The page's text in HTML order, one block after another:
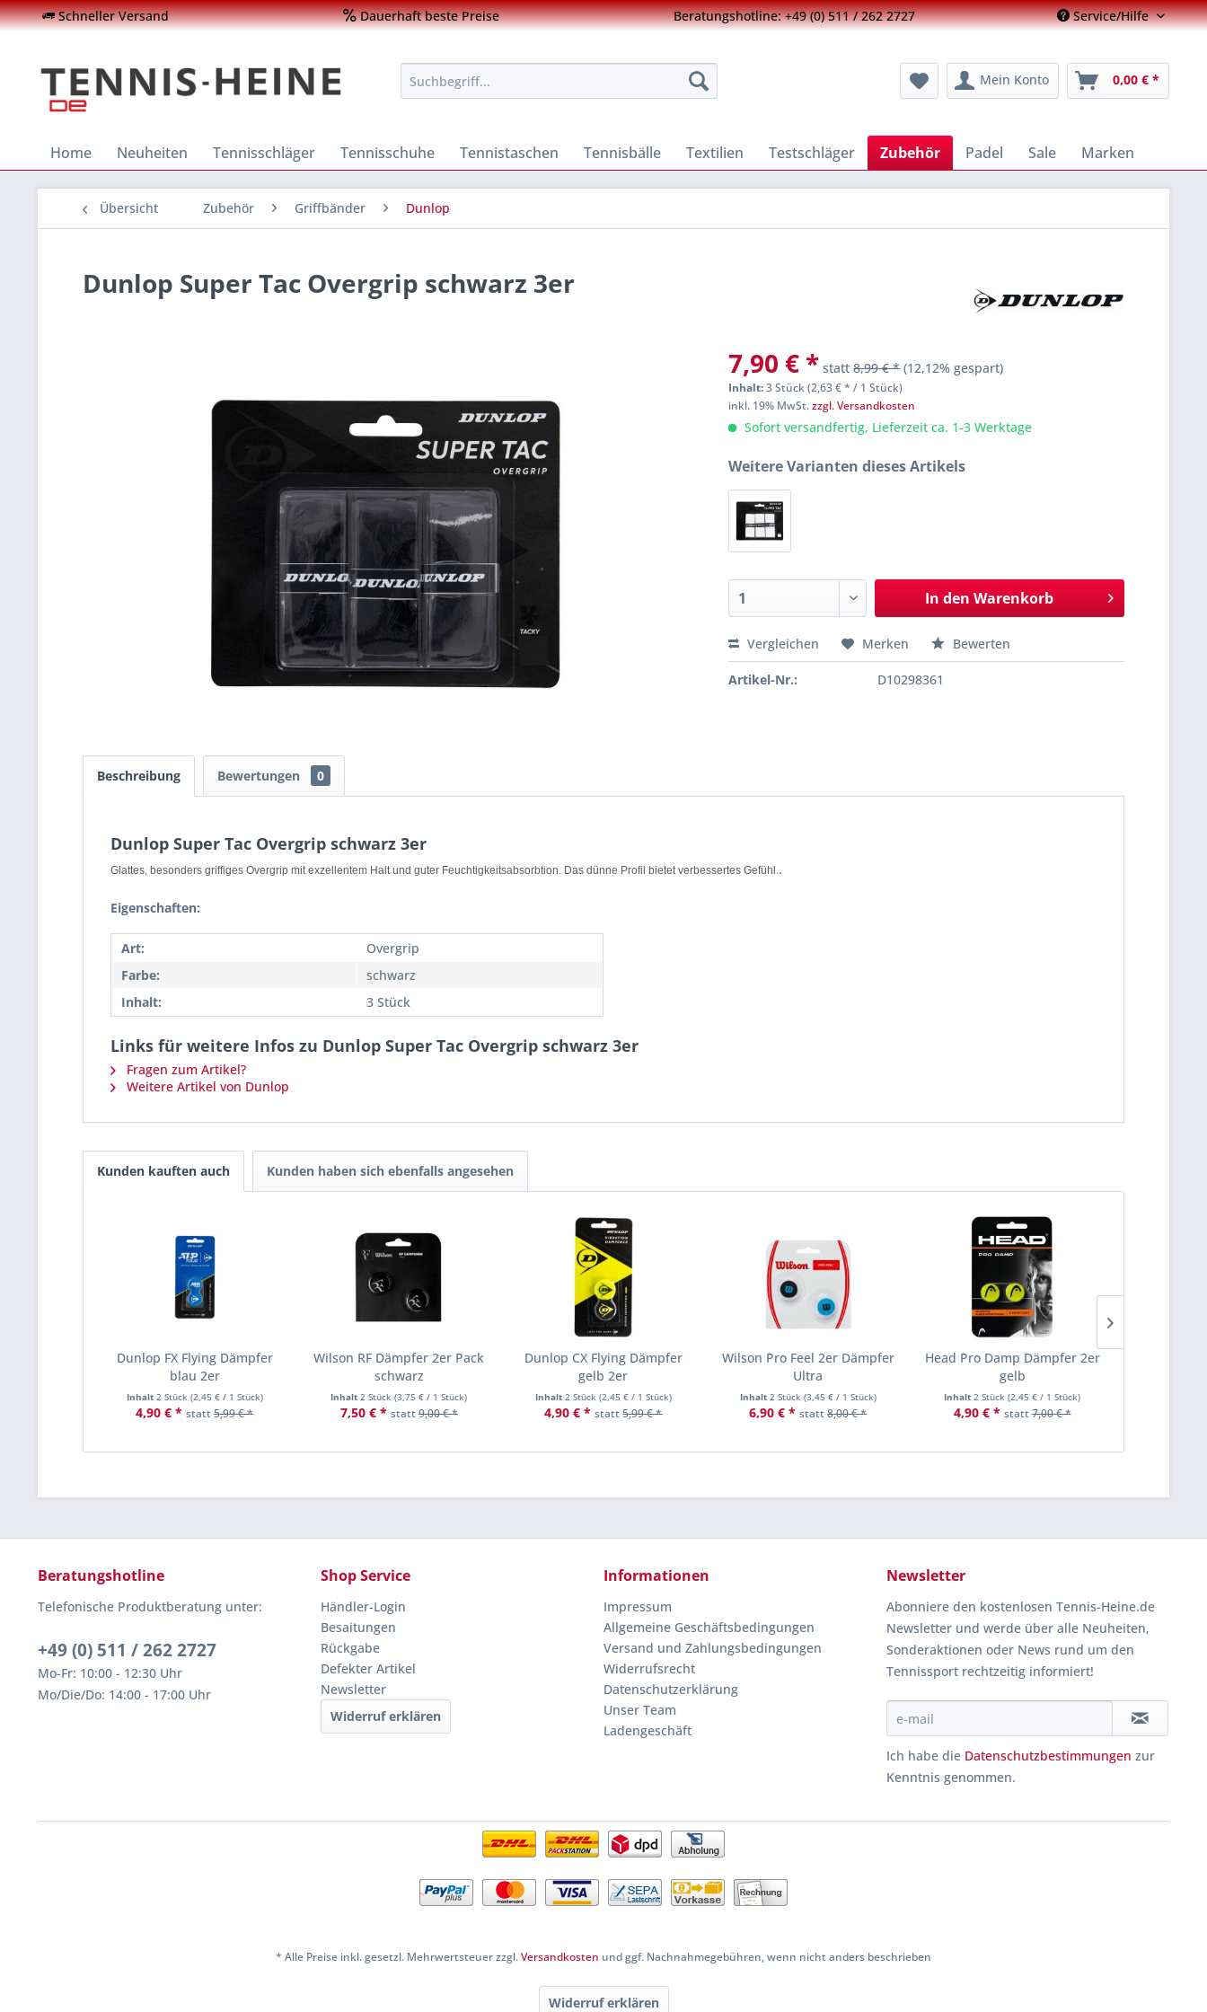
Schneller Versand Dauerhaft beste Preise Beratungshotline: +49 (0) 511 / 262 2727 Service/Hilfe
Mein Konto 0,00 € *
Home Neuheiten Tennisschläger Tennisschuhe Tennistaschen Tennisbälle Textilien Testschläger Zubehör Padel Sale Marken
Übersicht Zubehör Griffbänder Dunlop
Dunlop Super Tac Overgrip schwarz 3er
7,90 € * statt8,99 € * (12,12% gespart)
Inhalt:3 Stück (2,63 € * / 1 Stück)
inkl. 19% MwSt.zzgl. Versandkosten
Sofort versandfertig, Lieferzeit ca. 1-3 Werktage
Weitere Varianten dieses Artikels
In den Warenkorb
Vergleichen Merken Bewerten
Artikel-Nr.: D10298361
Beschreibung Bewertungen 0
Dunlop Super Tac Overgrip schwarz 3er
Glattes, besonders griffiges Overgrip mit exzellentem Halt und guter Feuchtigkeitsabsorbtion. Das dünne Profil bietet verbessertes Gefühl..
Eigenschaften:
Art:
Overgrip
Farbe:
schwarz
Inhalt:
3 Stück
Links für weitere Infos zu Dunlop Super Tac Overgrip schwarz 3er
Fragen zum Artikel?
Weitere Artikel von Dunlop
Kunden kauften auch Kunden haben sich ebenfalls angesehen
Dunlop FX Flying Dämpfer
blau 2er
Inhalt 2 Stück (2,45 €/ 1 Stück)
4,90 € * statt5,99 € *
Wilson RF Dämpfer 2er Pack
schwarz
Inhalt2 Stück(3,75 € / 1 Stück)
7,50 € * statt9,00 € *
Dunlop CX Flying Dämpfer
gelb 2er
Inhalt 2 Stück (2,45 €/ 1 Stück)
4,90 € * statt5,99 € *
Wilson Pro Feel 2er Dämpfer
Ultra
Inhalt 2 Stück (3,45 €/ 1 Stück)
6,90 € * statt8,00 € *
Head Pro Damp Dämpfer 2er
gelb
Inhalt2 Stück(2,45 € / 1 Stück)
4,90 € * statt7,00 € *
Beratungshotline
Telefonische Produktberatung unter:
+49 (0) 511 / 262 2727
Mo-Fr: 10:00 - 12:30 Uhr
Mo/Die/Do: 14:00 - 17:00 Uhr
Shop Service
Händler-Login
Besaitungen
Rückgabe
Defekter Artikel
Newsletter
Widerruf erklären
Informationen
Impressum
Allgemeine Geschäftsbedingungen
Versand und Zahlungsbedingungen
Widerrufsrecht
Datenschutzerklärung
Unser Team
Ladengeschäft
Newsletter
Abonniere den kostenlosen Tennis-Heine.de
Newsletter und werde über alle Neuheiten,
Sonderaktionen oder News rund um den
Tennissport rechtzeitig informiert!
Ich habe die Datenschutzbestimmungen zur
Kenntnis genommen.
* Alle Preise inkl. gesetzl. Mehrwertsteuer zzgl.Versandkosten und ggf. Nachnahmegebühren, wenn nicht anders beschrieben
Widerruf erklären